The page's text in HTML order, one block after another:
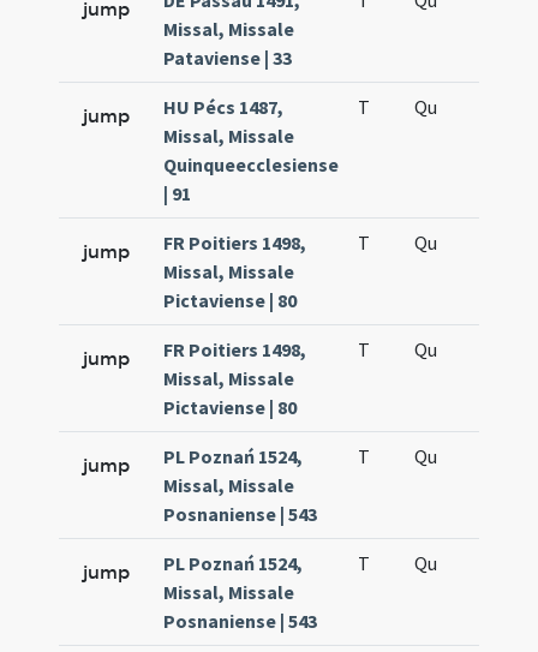
jump
Missal, Missale
Pataviense | 33
jump
HU Pécs 1487,
Missal, Missale
Quinqueecclesiense
| 91
T Qu
jump
FR Poitiers 1498,
Missal, Missale
Pictaviense | 80
T Qu
jump
FR Poitiers 1498,
Missal, Missale
Pictaviense | 80
T Qu
jump
PL Poznań 1524,
Missal, Missale
Posnaniense | 543
T Qu
jump
PL Poznań 1524,
Missal, Missale
Posnaniense | 543
T Qu